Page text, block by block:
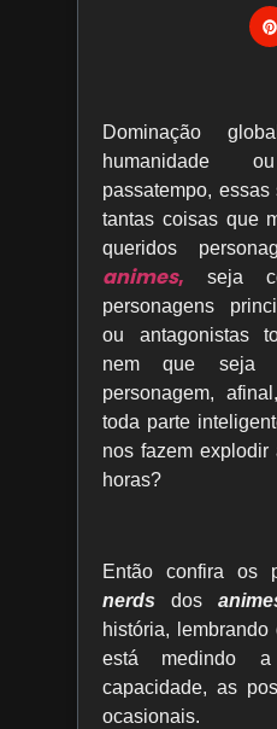
Dominação
humanidade
passatempo,
tantas coisas que
queridos
animes, seja
personagens
ou antagonistas
nem que seja
personagem,
toda parte
nos fazem
horas?
Então confira os
nerds dos
história,
está medindo
capacidade, as
ocasionais.